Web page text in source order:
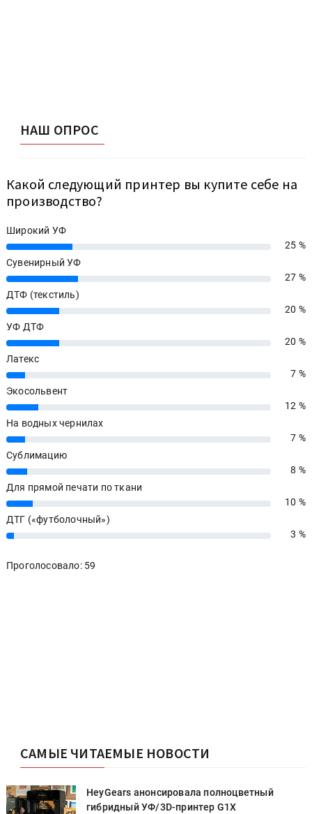
НАШ ОПРОС
Какой следующий принтер вы купите себе на
производство?
Широкий УФ
25%
25 %
Сувенирный УФ
27%
27 %
ДТФ (текстиль)
20%
20 %
УФ ДТФ
20%
20 %
Латекс
7%
7 %
Экосольвент
12%
12 %
На водных чернилах
7%
7 %
Сублимацию
8%
8 %
Для прямой печати по ткани
10%
10 %
ДТГ («футболочный»)
3% 3 %
Проголосовало: 59
САМЫЕ ЧИТАЕМЫЕ НОВОСТИ
HeyGears анонсировала полноцветный
гибридный УФ/3D-принтер G1X